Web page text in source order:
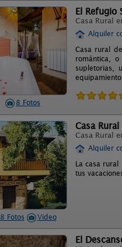
8 Fotos
El Refugio
Casa Rural
Alquiler
Casa rural
romántica,
supletorias,
8 Fotos Video
Casa
Casa Rural
Alquiler
La casa
tus
El